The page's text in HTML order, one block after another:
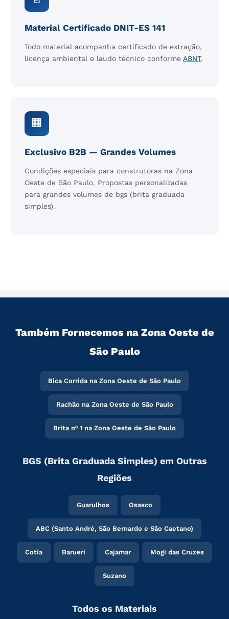
Material Certificado DNIT-ES 141
Todo material acompanha certificado de extração,
licença ambiental e laudo técnico conforme ABNT.
🏢
Exclusivo B2B — Grandes Volumes
Condições especiais para construtoras na Zona
Oeste de São Paulo. Propostas personalizadas
para grandes volumes de bgs (brita graduada
simples).
Também Fornecemos na Zona Oeste de
São Paulo
Bica Corrida na Zona Oeste de São Paulo
Rachão na Zona Oeste de São Paulo
Brita nº 1 na Zona Oeste de São Paulo
BGS (Brita Graduada Simples) em Outras
Regiões
Guarulhos Osasco
ABC (Santo André, São Bernardo e São Caetano)
Cotia Barueri Cajamar Mogi das Cruzes
Suzano
Todos os Materiais